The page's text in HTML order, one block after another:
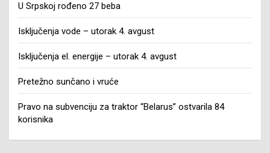
U Srpskoj rođeno 27 beba
Isključenja vode – utorak 4. avgust
Isključenja el. energije – utorak 4. avgust
Pretežno sunčano i vruće
Pravo na subvenciju za traktor “Belarus” ostvarila 84
korisnika